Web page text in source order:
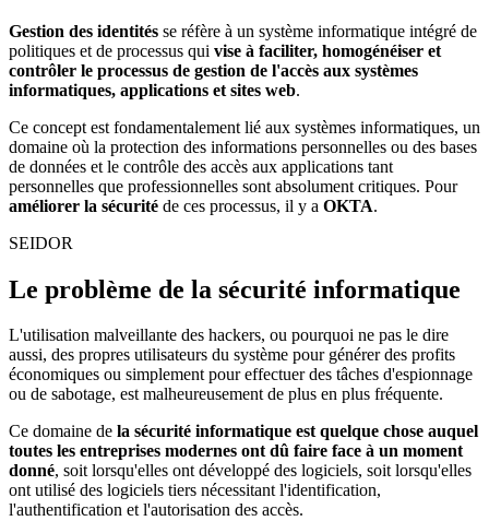
Gestion des identités se réfère à un système informatique intégré de
politiques et de processus qui vise à faciliter, homogénéiser et
contrôler le processus de gestion de l'accès aux systèmes
informatiques, applications et sites web.
Ce concept est fondamentalement lié aux systèmes informatiques, un
domaine où la protection des informations personnelles ou des bases
de données et le contrôle des accès aux applications tant
personnelles que professionnelles sont absolument critiques. Pour
améliorer la sécurité de ces processus, il y a OKTA.
SEIDOR
Le problème de la sécurité informatique
L'utilisation malveillante des hackers, ou pourquoi ne pas le dire
aussi, des propres utilisateurs du système pour générer des profits
économiques ou simplement pour effectuer des tâches d'espionnage
ou de sabotage, est malheureusement de plus en plus fréquente.
Ce domaine de la sécurité informatique est quelque chose auquel
toutes les entreprises modernes ont dû faire face à un moment
donné, soit lorsqu'elles ont développé des logiciels, soit lorsqu'elles
ont utilisé des logiciels tiers nécessitant l'identification,
l'authentification et l'autorisation des accès.